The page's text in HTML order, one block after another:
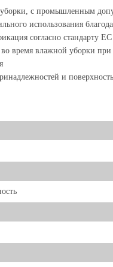
с промышленным
использования
согласно стандарту
время влажной уборки
и